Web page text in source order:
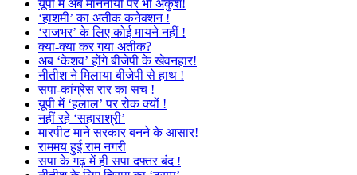
यूपी में अब माननीयों पर भी अंकुश!
‘हाशमी’ का अतीक कनेक्शन !
‘राजभर’ के लिए कोई मायने नहीं !
क्या-क्या कर गया अतीक?
अब ‘केशव’ होंगे बीजेपी के खेवनहार!
नीतीश ने मिलाया बीजेपी से हाथ !
सपा-कांग्रेस रार का सच !
यूपी में ‘हलाल’ पर रोक क्यों !
नहीं रहे ‘सहाराश्री’
मारपीट माने सरकार बनने के आसार!
राममय हुई राम नगरी
सपा के गढ़ में ही सपा दफ्तर बंद !